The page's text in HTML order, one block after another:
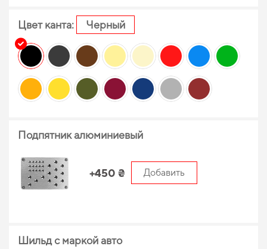
Цвет канта: Черный
Подпятник алюминиевый
+450 ₴ Добавить
Шильд с маркой авто